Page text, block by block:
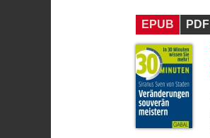
EPUB
PDF